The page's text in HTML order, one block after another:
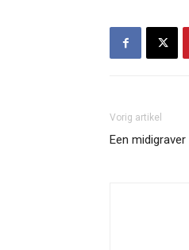
Vorig artikel
Een midigraver